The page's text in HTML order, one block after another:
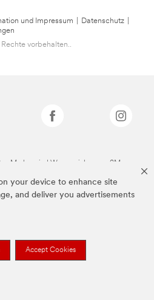
your device to enhance site
and deliver you advertisements
Accept Cookies
und Impressum Datenschutz
vorbehalten..
Marken sind Warenzeichen von 3M.